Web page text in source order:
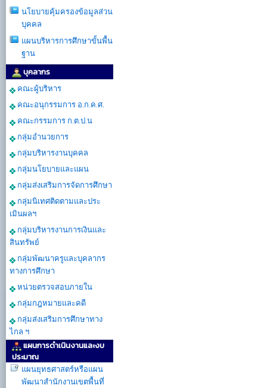
นโยบายคุ้มครองข้อมูลส่วน
บุคคล
แผนบริหารการศึกษาขั้นพื้น
ฐาน
บุคลากร
คณะผู้บริหาร
คณะอนุกรรมการ อ.ก.ค.ศ.
คณะกรรมการ ก.ต.ป.น
กลุ่มอำนวยการ
กลุ่มบริหารงานบุคคล
กลุ่มนโยบายและแผน
กลุ่มส่งเสริมการจัดการศึกษา
กลุ่มนิเทศติดตามและประ
เมินผลฯ
กลุ่มบริหารงานการเงินและ
สินทรัพย์
กลุ่มพัฒนาครูและบุคลากร
ทางการศึกษา
หน่วยตรวจสอบภายใน
กลุ่มกฎหมายและคดี
กลุ่มส่งเสริมการศึกษาทาง
ไกล ฯ
แผนการดำเนินงานและงบ
ประมาณ
แผนยุทธศาสตร์หรือแผน
พัฒนาสำนักงานเขตพื้นที่